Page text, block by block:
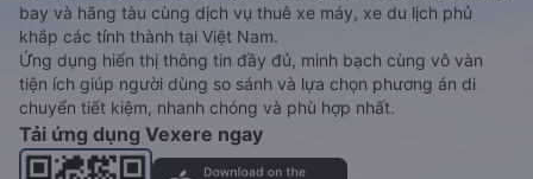
bay và hãng tàu cùng dịch vụ thuê xe máy, xe du lịch phủ
khắp các tỉnh thành tại Việt Nam.
Ứng dụng hiển thị thông tin đầy đủ, minh bạch cùng vô vàn
tiện ích giúp người dùng so sánh và lựa chọn phương án di
chuyển tiết kiệm, nhanh chóng và phù hợp nhất.
Tải ứng dụng Vexere ngay